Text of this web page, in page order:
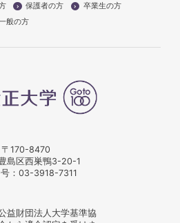
保護者の方
卒業生の方
般の方
〒170-8470
島区西巣鴨3-20-1
： 03-3918-7311
益財団法人大学基準協